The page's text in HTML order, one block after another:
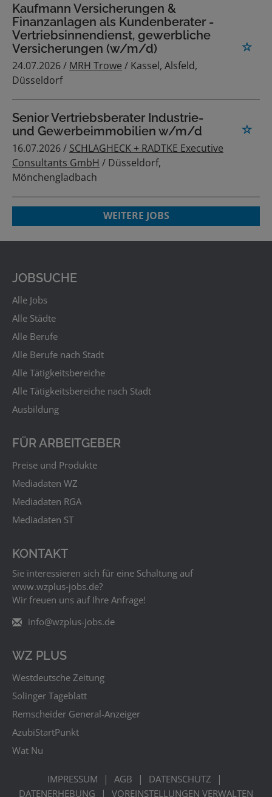
Kaufmann Versicherungen &
Finanzanlagen als Kundenberater -
Vertriebsinnendienst, gewerbliche
Versicherungen (w/m/d)
24.07.2026 / MRH Trowe / Kassel, Alsfeld,
Düsseldorf
Senior Vertriebsberater Industrie-
und Gewerbeimmobilien w/m/d
16.07.2026 / SCHLAGHECK + RADTKE Executive
Consultants GmbH / Düsseldorf,
Mönchengladbach
WEITERE JOBS
JOBSUCHE
Alle Jobs
Alle Städte
Alle Berufe
Alle Berufe nach Stadt
Alle Tätigkeitsbereiche
Alle Tätigkeitsbereiche nach Stadt
Ausbildung
FÜR ARBEITGEBER
Preise und Produkte
Mediadaten WZ
Mediadaten RGA
Mediadaten ST
KONTAKT
Sie interessieren sich für eine Schaltung auf
www.wzplus‑jobs.de?
Wir freuen uns auf Ihre Anfrage!
info@wzplus-jobs.de
WZ PLUS
Westdeutsche Zeitung
Solinger Tageblatt
Remscheider General-Anzeiger
AzubiStartPunkt
Wat Nu
IMPRESSUM | AGB | DATENSCHUTZ |
DATENERHEBUNG | VOREINSTELLUNGEN VERWALTEN